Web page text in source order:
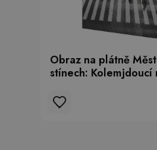
Obraz na plátně
stínech: Kolemjdoucí